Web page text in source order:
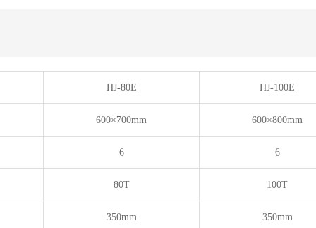
HJ-80E HJ-100E
600×700mm 600×800mm
6 6
80T 100T
350mm 350mm